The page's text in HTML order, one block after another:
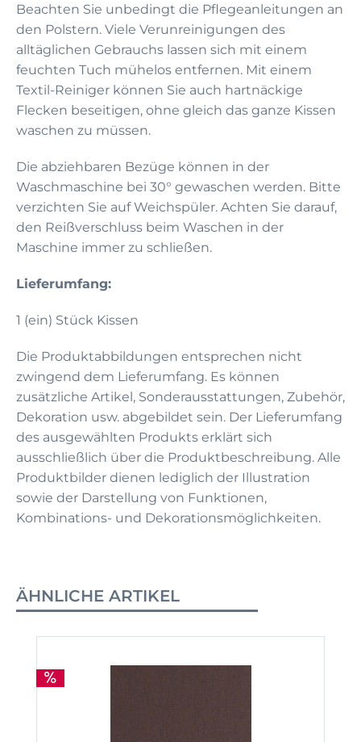
Beachten Sie unbedingt die Pflegeanleitungen an
den Polstern. Viele Verunreinigungen des
alltäglichen Gebrauchs lassen sich mit einem
feuchten Tuch mühelos entfernen. Mit einem
Textil-Reiniger können Sie auch hartnäckige
Flecken beseitigen, ohne gleich das ganze Kissen
waschen zu müssen.
Die abziehbaren Bezüge können in der
Waschmaschine bei 30° gewaschen werden. Bitte
verzichten Sie auf Weichspüler. Achten Sie darauf,
den Reißverschluss beim Waschen in der
Maschine immer zu schließen.
Lieferumfang:
1 (ein) Stück Kissen
Die Produktabbildungen entsprechen nicht
zwingend dem Lieferumfang. Es können
zusätzliche Artikel, Sonderausstattungen, Zubehör,
Dekoration usw. abgebildet sein. Der Lieferumfang
des ausgewählten Produkts erklärt sich
ausschließlich über die Produktbeschreibung. Alle
Produktbilder dienen lediglich der Illustration
sowie der Darstellung von Funktionen,
Kombinations- und Dekorationsmöglichkeiten.
ÄHNLICHE ARTIKEL